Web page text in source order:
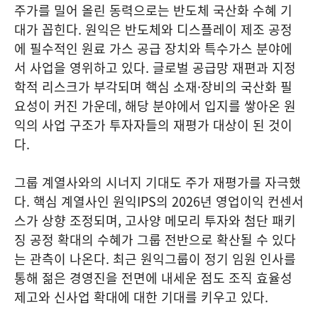
주가를 밀어 올린 동력으로는 반도체 국산화 수혜 기
대가 꼽힌다. 원익은 반도체와 디스플레이 제조 공정
에 필수적인 원료 가스 공급 장치와 특수가스 분야에
서 사업을 영위하고 있다. 글로벌 공급망 재편과 지정
학적 리스크가 부각되며 핵심 소재·장비의 국산화 필
요성이 커진 가운데, 해당 분야에서 입지를 쌓아온 원
익의 사업 구조가 투자자들의 재평가 대상이 된 것이
다.
그룹 계열사와의 시너지 기대도 주가 재평가를 자극했
다. 핵심 계열사인 원익IPS의 2026년 영업이익 컨센서
스가 상향 조정되며, 고사양 메모리 투자와 첨단 패키
징 공정 확대의 수혜가 그룹 전반으로 확산될 수 있다
는 관측이 나온다. 최근 원익그룹이 정기 임원 인사를
통해 젊은 경영진을 전면에 내세운 점도 조직 효율성
제고와 신사업 확대에 대한 기대를 키우고 있다.